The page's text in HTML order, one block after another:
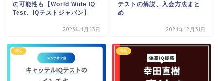
の可能性も【World Wide IQ
Test、IQテストジャパン】
2025年4月23日
テストの解説、入会方法まと
め
2024年12月31日
高IQ 高IQ